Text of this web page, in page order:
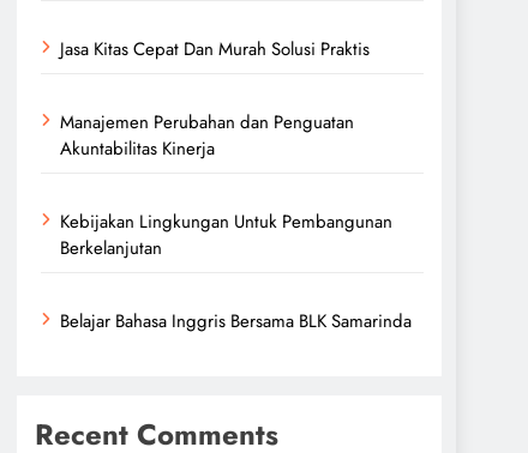
Jasa Kitas Cepat Dan Murah Solusi Praktis
Manajemen Perubahan dan Penguatan
Akuntabilitas Kinerja
Kebijakan Lingkungan Untuk Pembangunan
Berkelanjutan
Belajar Bahasa Inggris Bersama BLK Samarinda
Recent Comments